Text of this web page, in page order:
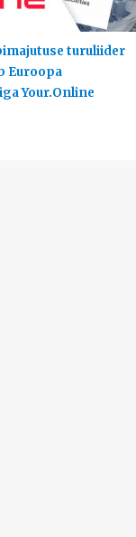
turuliider
Euroopa
Your.Online